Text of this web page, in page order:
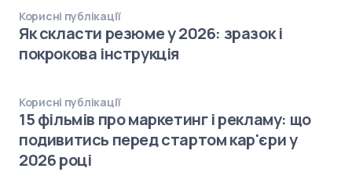
Корисні публікації
Як скласти резюме у 2026: зразок і
покрокова інструкція
Корисні публікації
15 фільмів про маркетинг і рекламу: що
подивитись перед стартом кар'єри у
2026 році